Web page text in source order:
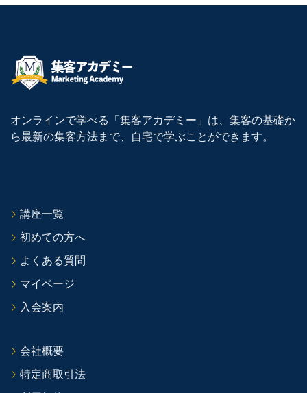
オンラインで学べる「集客アカデミー」は、集客の基礎か
ら最新の集客方法まで、自宅で学ぶことができます。
講座一覧
初めての方へ
よくある質問
マイページ
入会案内
会社概要
特定商取引法